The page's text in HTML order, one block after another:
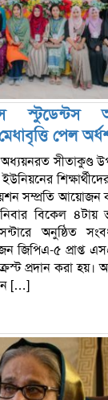
পেল
অধ্যয়নরত
সম্প্রতি আয়োজন
বিকেল ৪টায়
অনুষ্ঠিত
জিপিএ-৫ প্রাপ্ত
প্রদান করা হয়।
[…]